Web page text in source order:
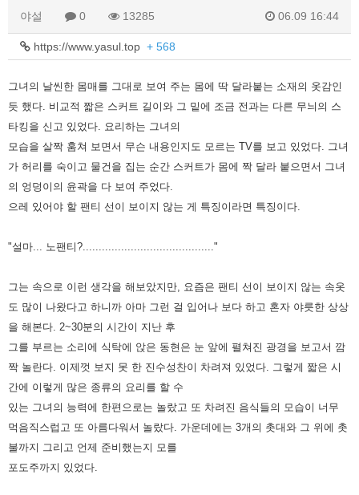
야설 0 13285 06.09 16:44
https://www.yasul.top + 568
그녀의 날씬한 몸매를 그대로 보여 주는 몸에 딱 달라붙는 소재의 옷감인
듯 했다. 비교적 짧은 스커트 길이와 그 밑에 조금 전과는 다른 무늬의 스
타킹을 신고 있었다.
요리하는 그녀의
모습을 살짝 훔쳐 보면서 무슨 내용인지도 모르는 TV를 보고 있었다.
그녀
가 허리를 숙이고 물건을 집는 순간 스커트가 몸에 짝 달라 붙으면서 그녀
의 엉덩이의 윤곽을 다 보여 주었다.
으레 있어야 할 팬티 선이 보이지 않는 게 특징이라면 특징이다.
"설마... 노팬티?........................................."
그는 속으로 이런 생각을 해보았지만, 요즘은 팬티 선이 보이지 않는 속옷
도 많이 나왔다고 하니까 아마 그런 걸 입어나 보다 하고 혼자 야릇한 상상
을 해본다. 2~30분의 시간이 지난 후
그를 부르는 소리에 식탁에 앉은 동현은 눈 앞에 펼쳐진 광경을 보고서 깜
짝 놀란다. 이제껏 보지 못 한 진수성찬이 차려져 있었다.
그렇게 짧은 시
간에 이렇게 많은 종류의 요리를 할 수
있는 그녀의 능력에 한편으로는 놀랐고 또 차려진 음식들의 모습이 너무
먹음직스럽고 또 아름다워서 놀랐다. 가운데에는 3개의 촛대와 그 위에 촛
불까지 그리고 언제 준비했는지 모를
포도주까지 있었다.